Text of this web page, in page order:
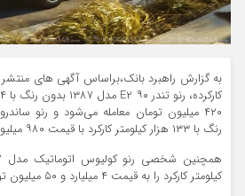
به گزارش راهبرد بانک،براساس آگهی های
رنگ با ۱۳۳ هزار کیلومتر کارکرد با قیمت ۹۸۰ میلیون تومان به فروش می‌رسد.
کیلومتر کارکرد را به قیمت ۴ میلیارد و ۵۰ میلیون تومان آگهی کرده است.